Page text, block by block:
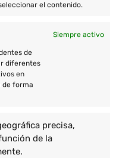
el contenido.
Siempre activo
de
diferentes
en
de forma
precisa,
de la
África